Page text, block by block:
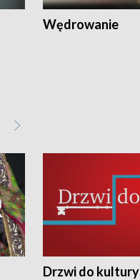
Wędrowanie
Drzwi do kultury